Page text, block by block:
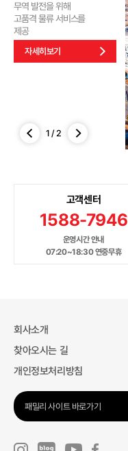
무역 발전을 위해
고품격 물류 서비스를
제공
자세히보기
1 /2
고객센터
1588-7946
운영시간 안내
07:20~18:30 연중무휴
회사소개
찾아오시는 길
개인정보처리방침
패밀리 사이트 바로가기